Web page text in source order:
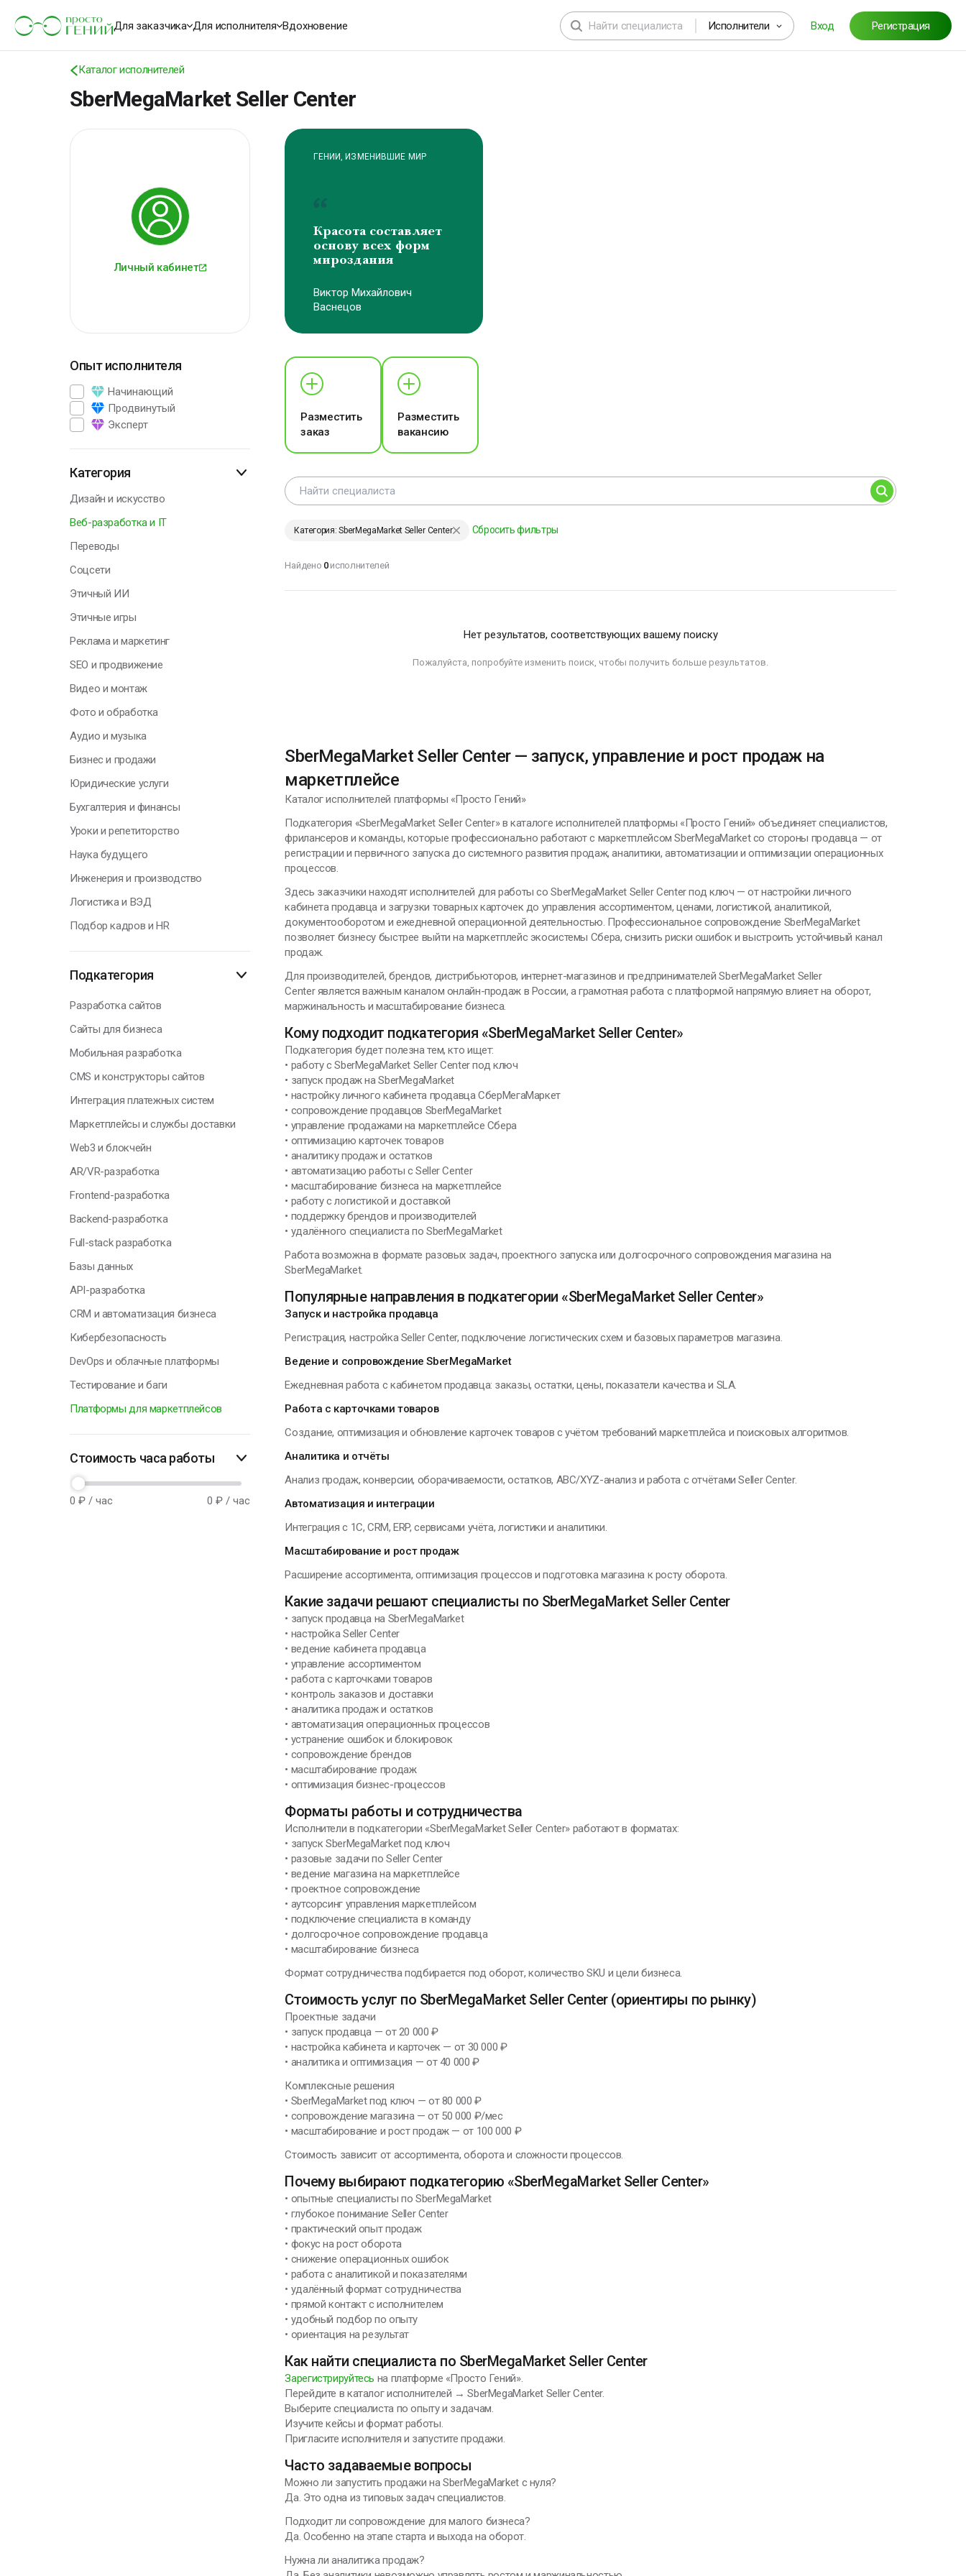
Для заказчика Для исполнителя Вдохновение Исполнители Вход Регистрация
Каталог исполнителей
SberMegaMarket Seller Center
Личный кабинет
Опыт исполнителя
Начинающий
Продвинутый
Эксперт
Категория
Дизайн и искусство
Веб-разработка и IT
Переводы
Соцсети
Этичный ИИ
Этичные игры
Реклама и маркетинг
SEO и продвижение
Видео и монтаж
Фото и обработка
Аудио и музыка
Бизнес и продажи
Юридические услуги
Бухгалтерия и финансы
Уроки и репетиторство
Наука будущего
Инженерия и производство
Логистика и ВЭД
Подбор кадров и HR
Подкатегория
Разработка сайтов
Сайты для бизнеса
Мобильная разработка
CMS и конструкторы сайтов
Интеграция платежных систем
Маркетплейсы и службы доставки
Web3 и блокчейн
AR/VR-разработка
Frontend-разработка
Backend-разработка
Full-stack разработка
Базы данных
API-разработка
CRM и автоматизация бизнеса
Кибербезопасность
DevOps и облачные платформы
Тестирование и баги
Платформы для маркетплейсов
Стоимость часа работы
0 ₽ / час 0 ₽ / час
ГЕНИИ, ИЗМЕНИВШИЕ МИР
Красота составляет
основу всех форм
мироздания
Виктоp Михайлович
Васнецов
ГЕНИИ, ИЗМЕНИВШИЕ МИР
Каждый хочет
изменить
никто не
задумывается о том,
как изменить себя…
Пушкин
ГЕНИИ, ИЗМЕНИВШИЕ МИР
Не удерживай то, что
уходит, и не
отталкивай то, что
приходит. И тогда
счастье само найдёт
Омар Хайям
ГЕНИИ, ИЗМЕНИВШИЕ МИР
Я в воображении
начинаю строить
прибор, меняю
конструкцию,
совершенствую ее и
включаю
Никола Тесла
Разместить
заказ
Разместить
вакансию
Категория: SberMegaMarket Seller Center Сбросить фильтры
Найдено 0 исполнителей
Нет результатов, соответствующих вашему поиску
Пожалуйста, попробуйте изменить поиск, чтобы получить больше результатов.
SberMegaMarket Seller Center — запуск, управление и рост продаж на
маркетплейсе
Каталог исполнителей платформы «Просто Гений»
Подкатегория «SberMegaMarket Seller Center» в каталоге исполнителей платформы «Просто Гений» объединяет специалистов,
фрилансеров и команды, которые профессионально работают с маркетплейсом SberMegaMarket со стороны продавца — от
регистрации и первичного запуска до системного развития продаж, аналитики, автоматизации и оптимизации операционных
процессов.
Здесь заказчики находят исполнителей для работы со SberMegaMarket Seller Center под ключ — от настройки личного
кабинета продавца и загрузки товарных карточек до управления ассортиментом, ценами, логистикой, аналитикой,
документооборотом и ежедневной операционной деятельностью. Профессиональное сопровождение SberMegaMarket
позволяет бизнесу быстрее выйти на маркетплейс экосистемы Сбера, снизить риски ошибок и выстроить устойчивый канал
продаж.
Для производителей, брендов, дистрибьюторов, интернет-магазинов и предпринимателей SberMegaMarket Seller
Center является важным каналом онлайн-продаж в России, а грамотная работа с платформой напрямую влияет на оборот,
маржинальность и масштабирование бизнеса.
Кому подходит подкатегория «SberMegaMarket Seller Center»
Подкатегория будет полезна тем, кто ищет:
• работу с SberMegaMarket Seller Center под ключ
• запуск продаж на SberMegaMarket
• настройку личного кабинета продавца СберМегаМаркет
• сопровождение продавцов SberMegaMarket
• управление продажами на маркетплейсе Сбера
• оптимизацию карточек товаров
• аналитику продаж и остатков
• автоматизацию работы с Seller Center
• масштабирование бизнеса на маркетплейсе
• работу с логистикой и доставкой
• поддержку брендов и производителей
• удалённого специалиста по SberMegaMarket
Работа возможна в формате разовых задач, проектного запуска или долгосрочного сопровождения магазина на
SberMegaMarket.
Популярные направления в подкатегории «SberMegaMarket Seller Center»
Запуск и настройка продавца
Регистрация, настройка Seller Center, подключение логистических схем и базовых параметров магазина.
Ведение и сопровождение SberMegaMarket
Ежедневная работа с кабинетом продавца: заказы, остатки, цены, показатели качества и SLA.
Работа с карточками товаров
Создание, оптимизация и обновление карточек товаров с учётом требований маркетплейса и поисковых алгоритмов.
Аналитика и отчёты
Анализ продаж, конверсии, оборачиваемости, остатков, ABC/XYZ-анализ и работа с отчётами Seller Center.
Автоматизация и интеграции
Интеграция с 1С, CRM, ERP, сервисами учёта, логистики и аналитики.
Масштабирование и рост продаж
Расширение ассортимента, оптимизация процессов и подготовка магазина к росту оборота.
Какие задачи решают специалисты по SberMegaMarket Seller Center
• запуск продавца на SberMegaMarket
• настройка Seller Center
• ведение кабинета продавца
• управление ассортиментом
• работа с карточками товаров
• контроль заказов и доставки
• аналитика продаж и остатков
• автоматизация операционных процессов
• устранение ошибок и блокировок
• сопровождение брендов
• масштабирование продаж
• оптимизация бизнес-процессов
Форматы работы и сотрудничества
Исполнители в подкатегории «SberMegaMarket Seller Center» работают в форматах:
• запуск SberMegaMarket под ключ
• разовые задачи по Seller Center
• ведение магазина на маркетплейсе
• проектное сопровождение
• аутсорсинг управления маркетплейсом
• подключение специалиста в команду
• долгосрочное сопровождение продавца
• масштабирование бизнеса
Формат сотрудничества подбирается под оборот, количество SKU и цели бизнеса.
Стоимость услуг по SberMegaMarket Seller Center (ориентиры по рынку)
Проектные задачи
• запуск продавца — от 20 000 ₽
• настройка кабинета и карточек — от 30 000 ₽
• аналитика и оптимизация — от 40 000 ₽
Комплексные решения
• SberMegaMarket под ключ — от 80 000 ₽
• сопровождение магазина — от 50 000 ₽/мес
• масштабирование и рост продаж — от 100 000 ₽
Стоимость зависит от ассортимента, оборота и сложности процессов.
Почему выбирают подкатегорию «SberMegaMarket Seller Center»
• опытные специалисты по SberMegaMarket
• глубокое понимание Seller Center
• практический опыт продаж
• фокус на рост оборота
• снижение операционных ошибок
• работа с аналитикой и показателями
• удалённый формат сотрудничества
• прямой контакт с исполнителем
• удобный подбор по опыту
• ориентация на результат
Как найти специалиста по SberMegaMarket Seller Center
Зарегистрируйтесь на платформе «Просто Гений».
Перейдите в каталог исполнителей → SberMegaMarket Seller Center.
Выберите специалиста по опыту и задачам.
Изучите кейсы и формат работы.
Пригласите исполнителя и запустите продажи.
Часто задаваемые вопросы
Можно ли запустить продажи на SberMegaMarket с нуля?
Да. Это одна из типовых задач специалистов.
Подходит ли сопровождение для малого бизнеса?
Да. Особенно на этапе старта и выхода на оборот.
Нужна ли аналитика продаж?